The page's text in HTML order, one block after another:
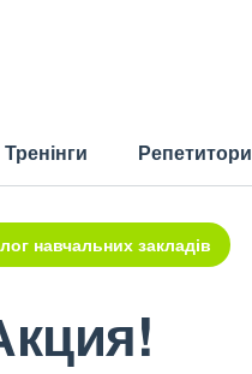
Тренінги Репетитори
навчальних закладів